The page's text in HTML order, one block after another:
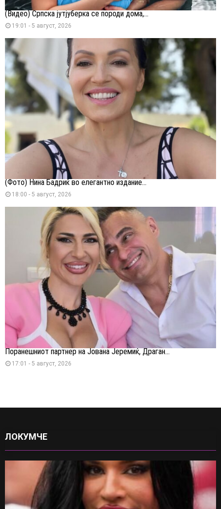
(Видео) Српска јутјуберка се породи дома,...
19:01 - 5 август, 2026
(Фото) Нина Бадриќ во елегантно издание...
18:00 - 5 август, 2026
Поранешниот партнер на Јована Јеремиќ, Драган...
17:01 - 5 август, 2026
ЛОКУМЧЕ